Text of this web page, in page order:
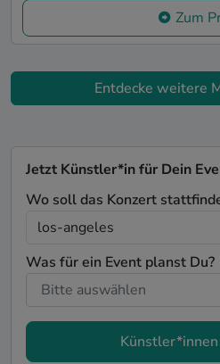
Zum
Entdecke weitere
Jetzt Künstler*in für Dein
Wo soll das Konzert
Was für ein Event planst Du?